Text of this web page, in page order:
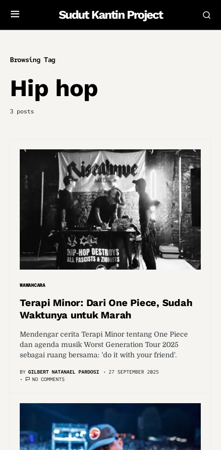
Sudut Kantin Project
Browsing Tag
Hip hop
3 posts
WAWANCARA
Terapi Minor: Dari One Piece, Sudah
Waktunya untuk Marah
Mendengar cerita Terapi Minor tentang One Piece
dan agenda musik Worst Generation Tour 2025
sebagai ruang bersama: 'do it with your friend'.
BY GILBERT NATANAEL PARDOSI
27 SEPTEMBER 2025
NO COMMENTS